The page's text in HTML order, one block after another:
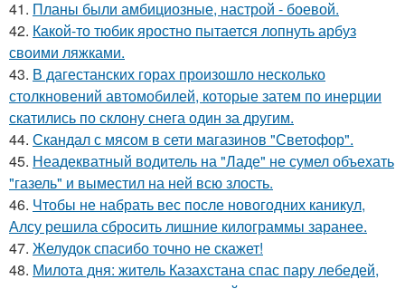
41. Планы были амбициозные, настрой - боевой.
42. Какой-то тюбик яростно пытается лопнуть арбуз
своими ляжками.
43. В дагестанских горах произошло несколько
столкновений автомобилей, которые затем по инерции
скатились по склону снега один за другим.
44. Скандал с мясом в сети магазинов "Светофор".
45. Неадекватный водитель на "Ладе" не сумел объехать
"газель" и выместил на ней всю злость.
46. Чтобы не набрать вес после новогодних каникул,
Алсу решила сбросить лишние килограммы заранее.
47. Желудок спасибо точно не скажет!
48. Милота дня: житель Казахстана спас пару лебедей,